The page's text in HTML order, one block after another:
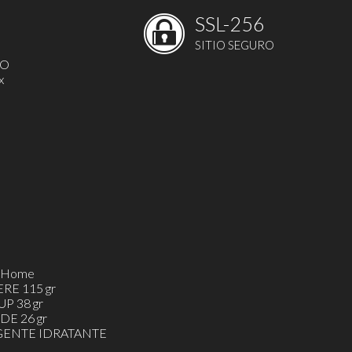
115 gr
38 gr
26 gr
IDRATANTE
SSL-256
SITIO SEGURO